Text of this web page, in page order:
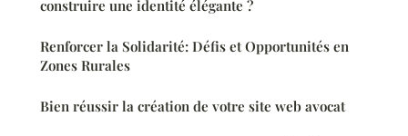
construire une identité élégante ?
Renforcer la Solidarité: Défis et Opportunités en
Zones Rurales
Bien réussir la création de votre site web avocat